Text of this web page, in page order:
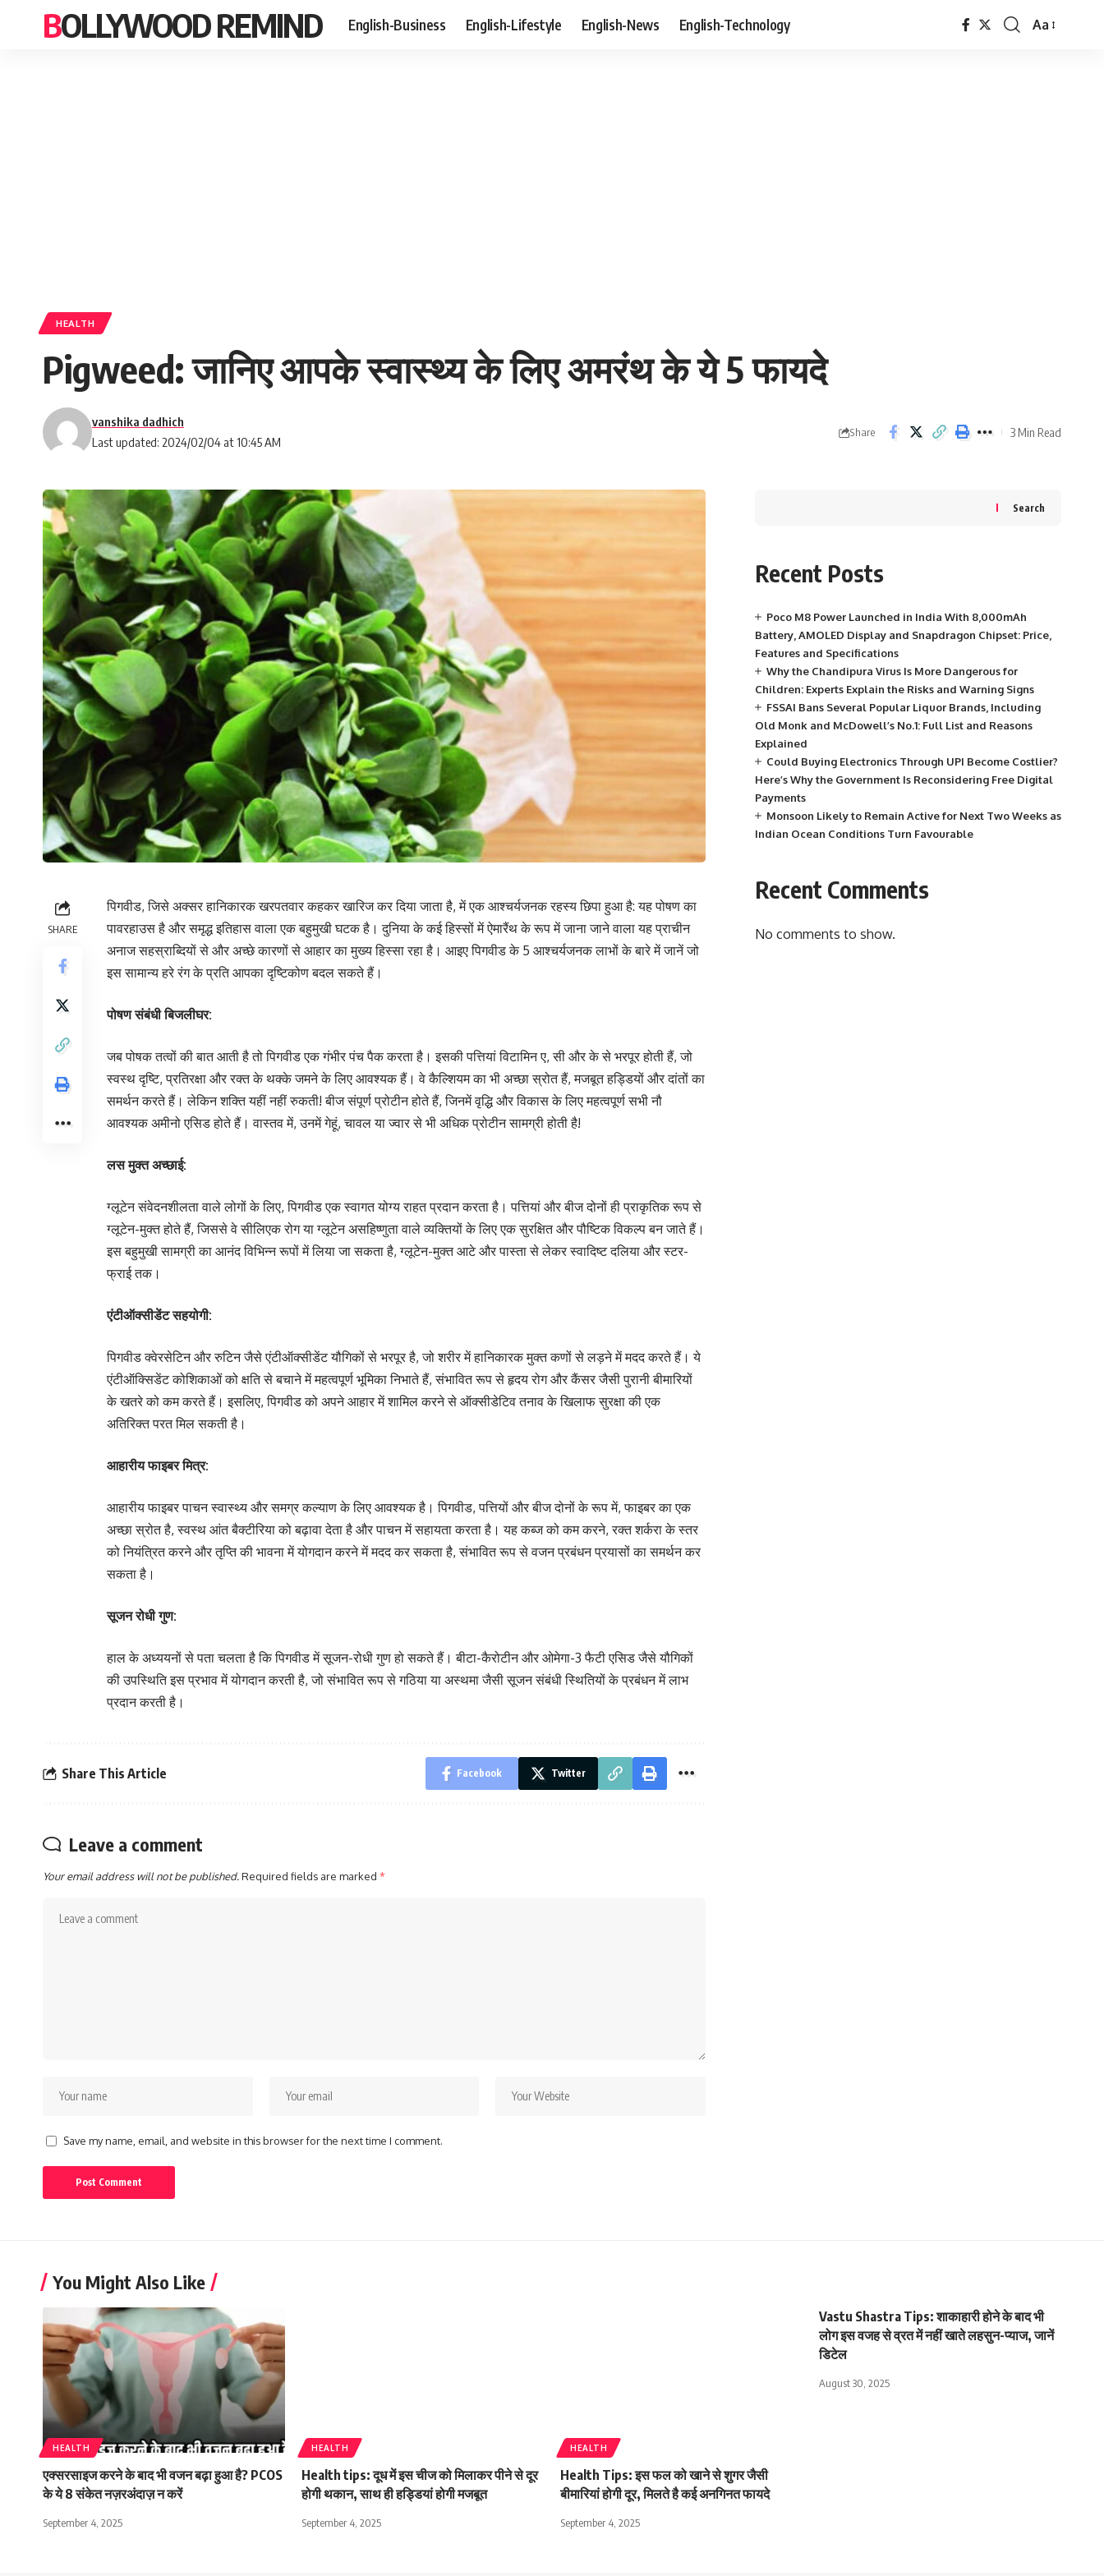
BOLLYWOOD REMIND English-Business English-Lifestyle English-News English-Technology
Font
Aa
HEALTH
Pigweed: जानिए आपके स्वास्थ्य के लिए अमरंथ के ये 5 फायदे
Last updated: 2024/02/04 at 10:45 AM
vanshika dadhich
Share 3 Min Read
SHARE
पिगवीड, जिसे अक्सर हानिकारक खरपतवार कहकर खारिज कर दिया जाता है, में एक आश्चर्यजनक रहस्य छिपा हुआ है: यह पोषण का
पावरहाउस है और समृद्ध इतिहास वाला एक बहुमुखी घटक है। दुनिया के कई हिस्सों में ऐमारैंथ के रूप में जाना जाने वाला यह प्राचीन
अनाज सहस्राब्दियों से और अच्छे कारणों से आहार का मुख्य हिस्सा रहा है। आइए पिगवीड के 5 आश्चर्यजनक लाभों के बारे में जानें जो
इस सामान्य हरे रंग के प्रति आपका दृष्टिकोण बदल सकते हैं।
पोषण संबंधी बिजलीघर:
जब पोषक तत्वों की बात आती है तो पिगवीड एक गंभीर पंच पैक करता है। इसकी पत्तियां विटामिन ए, सी और के से भरपूर होती हैं, जो
स्वस्थ दृष्टि, प्रतिरक्षा और रक्त के थक्के जमने के लिए आवश्यक हैं। वे कैल्शियम का भी अच्छा स्रोत हैं, मजबूत हड्डियों और दांतों का
समर्थन करते हैं। लेकिन शक्ति यहीं नहीं रुकती! बीज संपूर्ण प्रोटीन होते हैं, जिनमें वृद्धि और विकास के लिए महत्वपूर्ण सभी नौ
आवश्यक अमीनो एसिड होते हैं। वास्तव में, उनमें गेहूं, चावल या ज्वार से भी अधिक प्रोटीन सामग्री होती है!
लस मुक्त अच्छाई:
ग्लूटेन संवेदनशीलता वाले लोगों के लिए, पिगवीड एक स्वागत योग्य राहत प्रदान करता है। पत्तियां और बीज दोनों ही प्राकृतिक रूप से
ग्लूटेन-मुक्त होते हैं, जिससे वे सीलिएक रोग या ग्लूटेन असहिष्णुता वाले व्यक्तियों के लिए एक सुरक्षित और पौष्टिक विकल्प बन जाते हैं।
इस बहुमुखी सामग्री का आनंद विभिन्न रूपों में लिया जा सकता है, ग्लूटेन-मुक्त आटे और पास्ता से लेकर स्वादिष्ट दलिया और स्टर-
फ्राई तक।
एंटीऑक्सीडेंट सहयोगी:
पिगवीड क्वेरसेटिन और रुटिन जैसे एंटीऑक्सीडेंट यौगिकों से भरपूर है, जो शरीर में हानिकारक मुक्त कणों से लड़ने में मदद करते हैं। ये
एंटीऑक्सिडेंट कोशिकाओं को क्षति से बचाने में महत्वपूर्ण भूमिका निभाते हैं, संभावित रूप से हृदय रोग और कैंसर जैसी पुरानी बीमारियों
के खतरे को कम करते हैं। इसलिए, पिगवीड को अपने आहार में शामिल करने से ऑक्सीडेटिव तनाव के खिलाफ सुरक्षा की एक
अतिरिक्त परत मिल सकती है।
आहारीय फाइबर मित्र:
आहारीय फाइबर पाचन स्वास्थ्य और समग्र कल्याण के लिए आवश्यक है। पिगवीड, पत्तियों और बीज दोनों के रूप में, फाइबर का एक
अच्छा स्रोत है, स्वस्थ आंत बैक्टीरिया को बढ़ावा देता है और पाचन में सहायता करता है। यह कब्ज को कम करने, रक्त शर्करा के स्तर
को नियंत्रित करने और तृप्ति की भावना में योगदान करने में मदद कर सकता है, संभावित रूप से वजन प्रबंधन प्रयासों का समर्थन कर
सकता है।
सूजन रोधी गुण:
हाल के अध्ययनों से पता चलता है कि पिगवीड में सूजन-रोधी गुण हो सकते हैं। बीटा-कैरोटीन और ओमेगा-3 फैटी एसिड जैसे यौगिकों
की उपस्थिति इस प्रभाव में योगदान करती है, जो संभावित रूप से गठिया या अस्थमा जैसी सूजन संबंधी स्थितियों के प्रबंधन में लाभ
प्रदान करती है।
Share This Article Facebook Twitter
Leave a comment
Your email address will not be published.Required fields are marked *
Save my name, email, and website in this browser for the next time I comment.
Search
Recent Posts
Poco M8 Power Launched in India With 8,000mAh
Battery, AMOLED Display and Snapdragon Chipset: Price,
Features and Specifications
Why the Chandipura Virus Is More Dangerous for
Children: Experts Explain the Risks and Warning Signs
FSSAI Bans Several Popular Liquor Brands, Including
Old Monk and McDowell’s No.1: Full List and Reasons
Explained
Could Buying Electronics Through UPI Become Costlier?
Here’s Why the Government Is Reconsidering Free Digital
Payments
Monsoon Likely to Remain Active for Next Two Weeks as
Indian Ocean Conditions Turn Favourable
Recent Comments
No comments to show.
You Might Also Like
HEALTH
एक्सरसाइज करने के बाद भी वजन बढ़ा हुआ है? PCOS
के ये 8 संकेत नज़रअंदाज़ न करें
September 4, 2025
HEALTH
Health tips: दूध में इस चीज को मिलाकर पीने से दूर
होगी थकान, साथ ही हड्डियां होगी मजबूत
September 4, 2025
HEALTH
Health Tips: इस फल को खाने से शुगर जैसी
बीमारियां होगी दूर, मिलते है कई अनगिनत फायदे
September 4, 2025
Vastu Shastra Tips: शाकाहारी होने के बाद भी
लोग इस वजह से व्रत में नहीं खाते लहसुन-प्याज, जानें
डिटेल
August 30, 2025